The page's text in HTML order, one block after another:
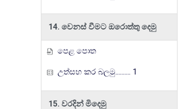
14. වෙනස් වීමට ඔරොත්තු දෙමු
පෙළ පොත
උත්සහ කර බලමු.......... 1
15. වරදින් මිදෙමු